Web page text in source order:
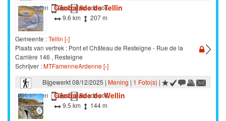
Wandelen
Gps Roadbook
Géobalade de Tellin
9.6 km 207 m
Gemeente :Tellin [›]
Plaats van vertrek : Pont et Château de Resteigne - Rue de la
Carrière 146 , Resteigne
Schrijver :MTFamenneArdenne [›]
Bijgewerkt 08/12/2025 | Mening | 1 Foto(s) |
Wandelen
Gps Roadbook
Géobalade de Wellin
9.5 km 144 m